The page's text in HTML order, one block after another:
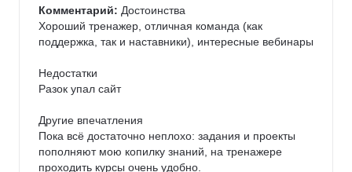
Комментарий: Достоинства
Хороший тренажер, отличная команда (как
поддержка, так и наставники), интересные вебинары
Недостатки
Разок упал сайт
Другие впечатления
Пока всё достаточно неплохо: задания и проекты
пополняют мою копилку знаний, на тренажере
проходить курсы очень удобно.